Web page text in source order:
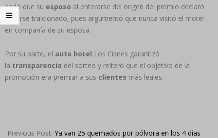
dado que su esposo al enterarse del origen del premio declaró
sentirse traicionado, pues argumentó que nunca visitó el motel
en compañía de su esposa.
Por su parte, el auto hotel Los Cisnes garantizó
la transparencia del sorteo y reiteró que el objetivo de la
promoción era premiar a sus clientes más leales.
12-
Previous Post: Ya van 25 quemados por pólvora en los 4 días